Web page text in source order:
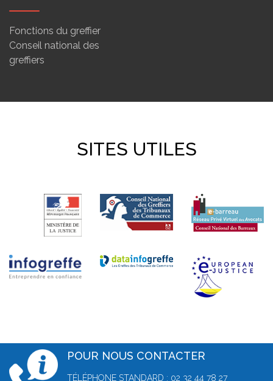
Fonctions du greffier
Conseil national des
greffiers
SITES UTILES
POUR NOUS CONTACTER
TÉLÉPHONE STANDARD : 02 32 44 78 27